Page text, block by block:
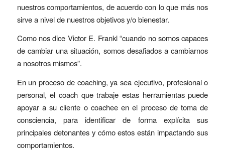
nuestros comportamientos, de acuerdo con lo que más nos
sirve a nivel de nuestros objetivos y/o bienestar.
Como nos dice Victor E. Frankl “cuando no somos capaces
de cambiar una situación, somos desafiados a cambiarnos
a nosotros mismos”.
En un proceso de coaching, ya sea ejecutivo, profesional o
personal, el coach que trabaje estas herramientas puede
apoyar a su cliente o coachee en el proceso de toma de
consciencia, para identificar de forma explícita sus
principales detonantes y cómo estos están impactando sus
comportamientos.